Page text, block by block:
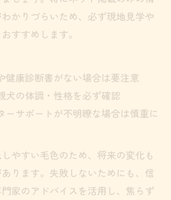
かりづらいため、必ず現地見学や
すすめします。
健康診断書がない場合は要注意
犬の体調・性格を必ず確認
ーサポートが不明瞭な場合は慎重に
やすい毛色のため、将来の変化も
ります。失敗しないためにも、信
家のアドバイスを活用し、焦らず